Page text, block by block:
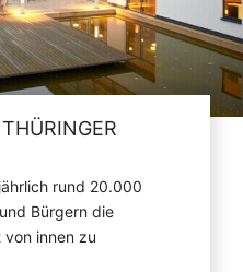
rund 20.000
Bürgern die
innen zu